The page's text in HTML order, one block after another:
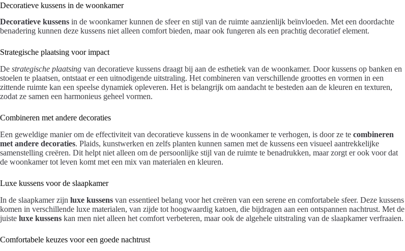
Decoratieve kussens in de woonkamer
Decoratieve kussens in de woonkamer kunnen de sfeer en stijl van de ruimte aanzienlijk beïnvloeden. Met een doordachte
benadering kunnen deze kussens niet alleen comfort bieden, maar ook fungeren als een prachtig decoratief element.
Strategische plaatsing voor impact
De strategische plaatsing van decoratieve kussens draagt bij aan de esthetiek van de woonkamer. Door kussens op banken en
stoelen te plaatsen, ontstaat er een uitnodigende uitstraling. Het combineren van verschillende groottes en vormen in een
zittende ruimte kan een speelse dynamiek opleveren. Het is belangrijk om aandacht te besteden aan de kleuren en texturen,
zodat ze samen een harmonieus geheel vormen.
Combineren met andere decoraties
Een geweldige manier om de effectiviteit van decoratieve kussens in de woonkamer te verhogen, is door ze te combineren
met andere decoraties. Plaids, kunstwerken en zelfs planten kunnen samen met de kussens een visueel aantrekkelijke
samenstelling creëren. Dit helpt niet alleen om de persoonlijke stijl van de ruimte te benadrukken, maar zorgt er ook voor dat
de woonkamer tot leven komt met een mix van materialen en kleuren.
Luxe kussens voor de slaapkamer
In de slaapkamer zijn luxe kussens van essentieel belang voor het creëren van een serene en comfortabele sfeer. Deze kussens
komen in verschillende luxe materialen, van zijde tot hoogwaardig katoen, die bijdragen aan een ontspannen nachtrust. Met de
juiste luxe kussens kan men niet alleen het comfort verbeteren, maar ook de algehele uitstraling van de slaapkamer verfraaien.
Comfortabele keuzes voor een goede nachtrust